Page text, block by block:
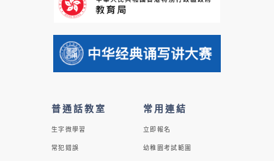
普通話教室
生字微學習
常犯錯誤
常用連結
立即報名
幼稚園考試範圍